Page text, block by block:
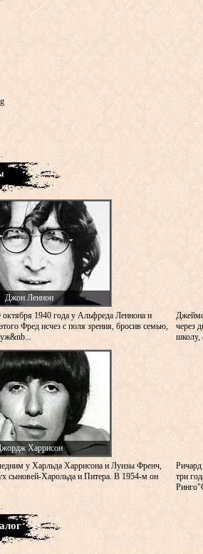
Джон Леннон
1940 года у Альфреда Леннона и
Фред исчез с поля зрения, бросив семью,
через
школу,
Харрисон
у Харльда Харрисона и Луизы Френч,
сыновей-Харольда и Питера. В 1954-м он
три